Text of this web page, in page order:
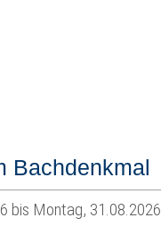
Bachdenkmal
bis Montag, 31.08.2026